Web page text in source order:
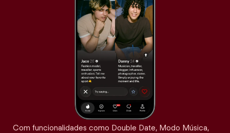
Com funcionalidades como Double Date, Modo Música,